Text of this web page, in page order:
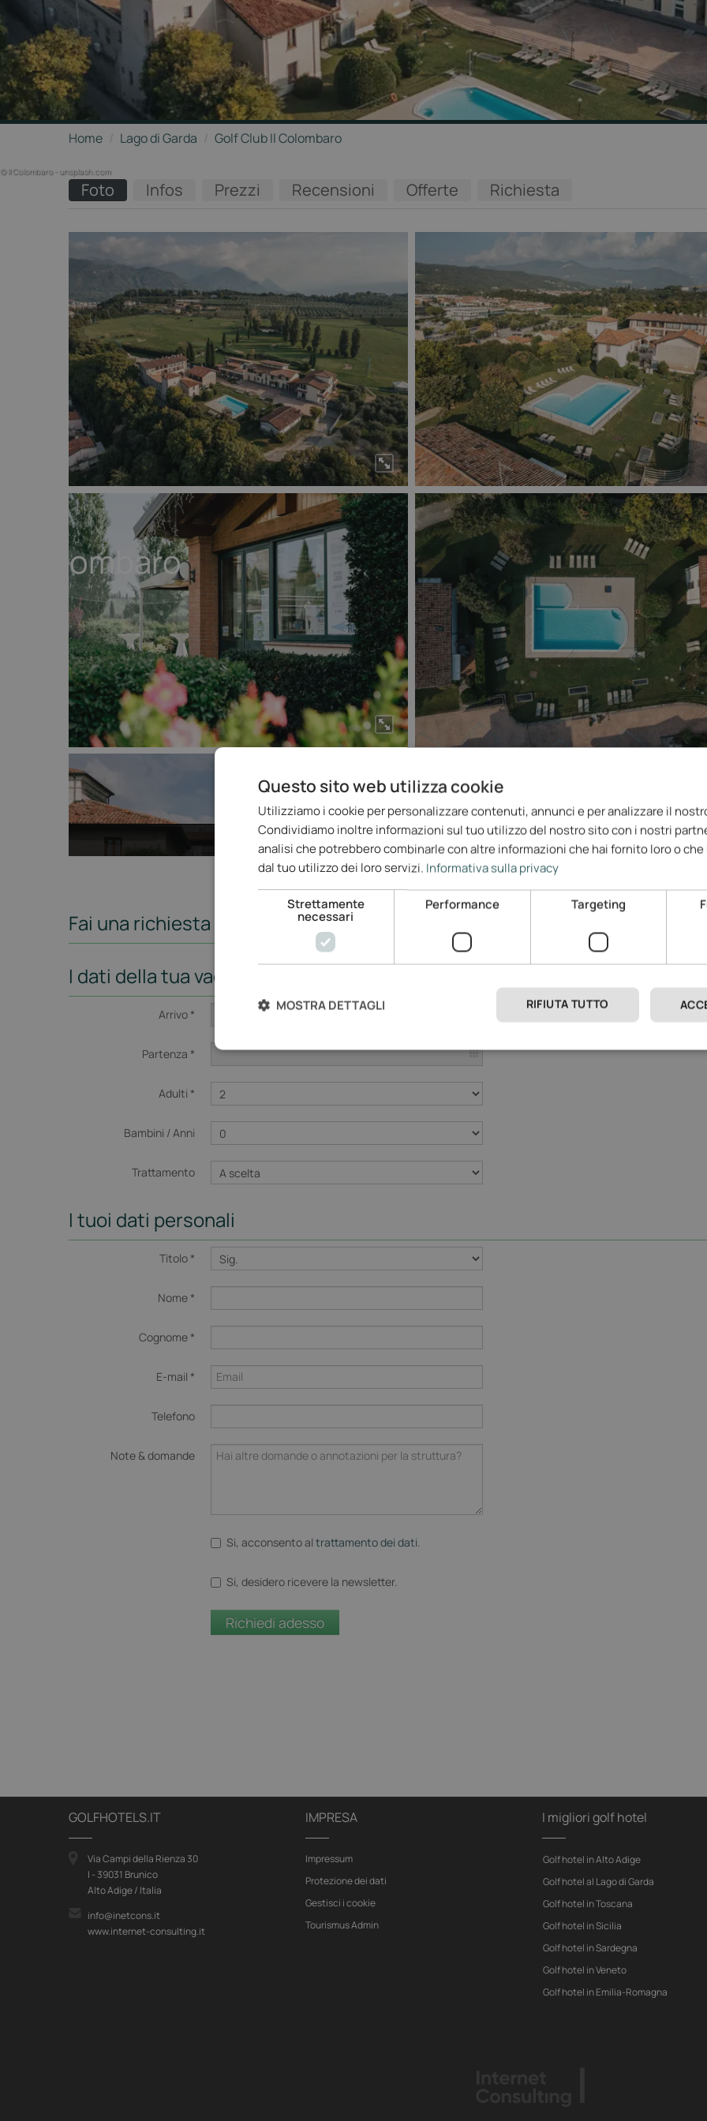
Il Colombaro
© Il Colombaro - unsplash.com
Home / Lago di Garda / Golf Club Il Colombaro
Foto Infos Prezzi Recensioni Offerte Richiesta
Mostra più foto
Fai una richiesta non vincolante
I dati della tua vacanza
Arrivo *
Partenza *
Adulti *
Bambini / Anni
Trattamento
I tuoi dati personali
Titolo *
Nome *
Cognome *
E-mail *
Telefono
Note & domande
Si, acconsento al trattamento dei dati.
Si, desidero ricevere la newsletter.
Richiedi adesso
GOLFHOTELS.IT
Via Campi della Rienza 30
I - 39031 Brunico
Alto Adige / Italia
info@inetcons.it
www.internet-consulting.it
IMPRESA
Impressum
Protezione dei dati
Gestisci i cookie
Tourismus Admin
I migliori golf hotel
Golf hotel in Alto Adige
Golf hotel al Lago di Garda
Golf hotel in Toscana
Golf hotel in Sicilia
Golf hotel in Sardegna
Golf hotel in Veneto
Golf hotel in Emilia-Romagna
Questo sito web utilizza cookie
Utilizziamo i cookie per personalizzare contenuti, annunci e per analizzare il
Condividiamo inoltre informazioni sul tuo utilizzo del nostro sito con i nostri
analisi che potrebbero combinarle con altre informazioni che hai fornito loro o
dal tuo utilizzo dei loro servizi. Informativa sulla privacy
Strettamente
necessari
Performance Targeting
RIFIUTA TUTTO
MOSTRA DETTAGLI